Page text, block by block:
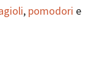
, pomodori e